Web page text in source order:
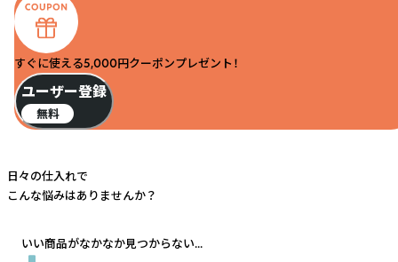
すぐに使える5,000円クーポンプレゼント！
ユーザー登録
無料
日々の仕入れで
こんな悩みはありませんか？
いい商品がなかなか見つからない...